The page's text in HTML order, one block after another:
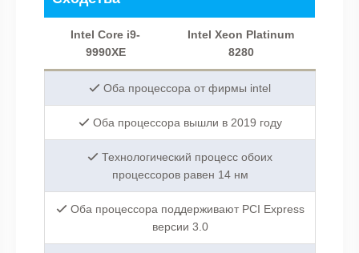
Intel Core i9-
9990XE
Intel Xeon Platinum
8280
Оба процессора от фирмы intel
Оба процессора вышли в 2019 году
Технологический процесс обоих
процессоров равен 14 нм
Оба процессора поддерживают PCI Express
версии 3.0